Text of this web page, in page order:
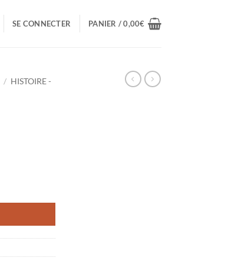
SE CONNECTER PANIER /0,00€
/ HISTOIRE -